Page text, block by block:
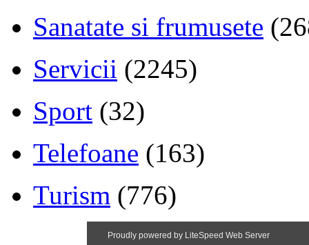
Sanatate si frumusete
Servicii (2245)
Sport (32)
Telefoane (163)
Turism (776)